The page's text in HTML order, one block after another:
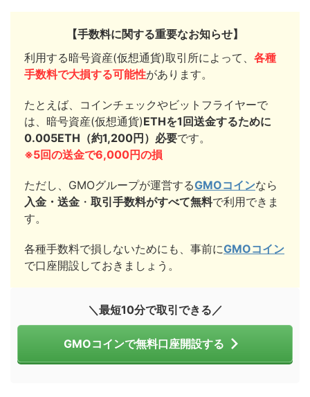
【手数料に関する重要なお知らせ】
利用する暗号資産(仮想通貨)取引所によって、 各種
手数料で大損する可能性があります。
たとえば、コインチェックやビットフライヤーで
は、暗号資産(仮想通貨)ETHを1回送金するために
0.005ETH（約1,200円）必要です。
※5回の送金で6,000円の損
ただし、GMOグループが運営するGMOコインなら
入金・送金 ・ 取引手数料がすべて無料で利用できま
す。
各種手数料で損しないためにも、事前にGMOコイン
で口座開設しておきましょう。
＼最短10分で取引できる／
GMOコインで無料口座開設する